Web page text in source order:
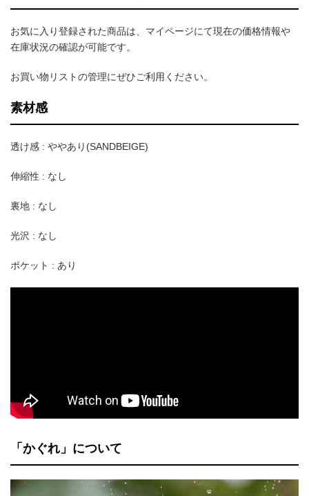
お気に入り登録された商品は、マイページにて現在の価格情報や
在庫状況の確認が可能です。
お買い物リストの管理にぜひご利用ください。
素材感
透け感 : ややあり(SANDBEIGE)
伸縮性 : なし
裏地 : なし
光沢 : なし
ポケット : あり
「かぐれ」について